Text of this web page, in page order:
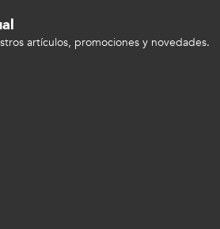
artículos, promociones y novedades.